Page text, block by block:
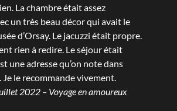
La chambre était assez
un très beau décor qui avait le
d’Orsay. Le jacuzzi était propre.
rien à redire. Le séjour était
une adresse qu’on note dans
le recommande vivement.
2022 – Voyage en amoureux